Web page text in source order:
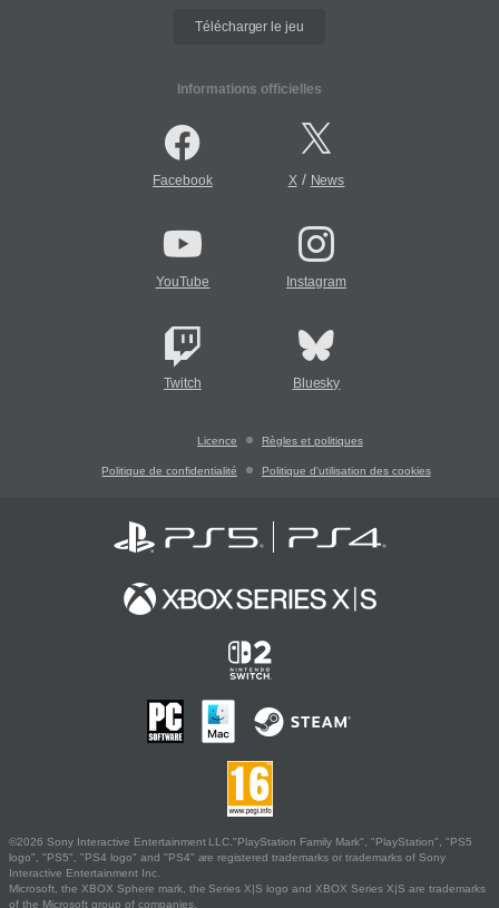
Télécharger le jeu
Informations officielles
Facebook X/ News
YouTube Instagram
Twitch Bluesky
Licence Règles et politiques
Politique de confidentialité Politique d'utilisation des cookies
©2026 Sony Interactive Entertainment LLC."PlayStation Family Mark", "PlayStation", "PS5
logo", "PS5", "PS4 logo" and "PS4" are registered trademarks or trademarks of Sony
Interactive Entertainment Inc.
Microsoft, the XBOX Sphere mark, the Series X|S logo and XBOX Series X|S are trademarks
of the Microsoft group of companies.